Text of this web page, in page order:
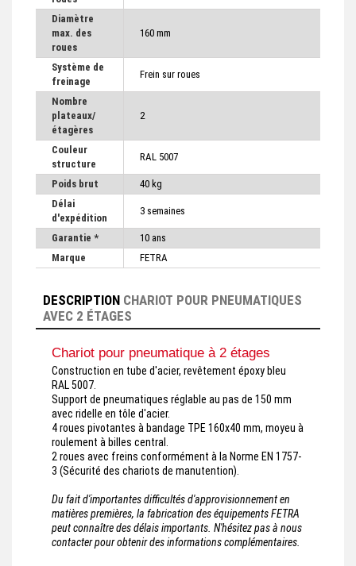
Diamètre
max. des
roues
160 mm
Système de
freinage
Frein sur roues
Nombre
plateaux/
étagères
2
Couleur
structure
RAL 5007
Poids brut
40 kg
Délai
d'expédition
3 semaines
Garantie *
10 ans
Marque
FETRA
DESCRIPTION CHARIOT POUR PNEUMATIQUES
AVEC 2 ÉTAGES
Chariot pour pneumatique à 2 étages
Construction en tube d'acier, revêtement époxy bleu
RAL 5007.
Support de pneumatiques réglable au pas de 150 mm
avec ridelle en tôle d'acier.
4 roues pivotantes à bandage TPE 160x40 mm, moyeu à
roulement à billes central.
2 roues avec freins conformément à la Norme EN 1757-
3 (Sécurité des chariots de manutention).
Du fait d'importantes difficultés d'approvisionnement en
matières premières, la fabrication des équipements FETRA
peut connaître des délais importants. N'hésitez pas à nous
contacter pour obtenir des informations complémentaires.